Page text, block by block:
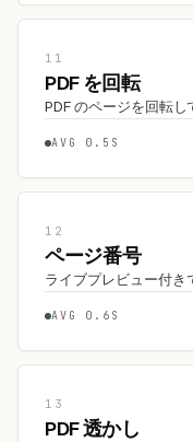
11
PDF を回転
PDF のページを回転し
AVG 0.5S
12
ページ番号
ライブプレビュー付き
AVG 0.6S
13
PDF 透かし